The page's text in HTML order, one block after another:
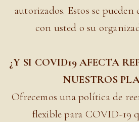
autorizados. Estos se
con usted o su
¿Y SI COVID19 AFECTA
NUESTROS
Ofrecemos una política de
flexible para COVID-19